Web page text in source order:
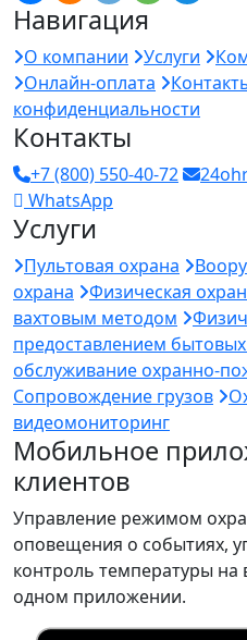
Навигация
О компании Услуги
Онлайн-оплата
конфиденциальности
Контакты
+7 (800) 550-40-72
WhatsApp
Услуги
Пультовая охрана
охрана
Физическая
вахтовым методом
предоставлением
обслуживание охранно-
Сопровождение грузов
видеомониторинг
Мобильное
клиентов
Управление режимом
оповещения о событиях,
контроль температуры на
одном приложении.